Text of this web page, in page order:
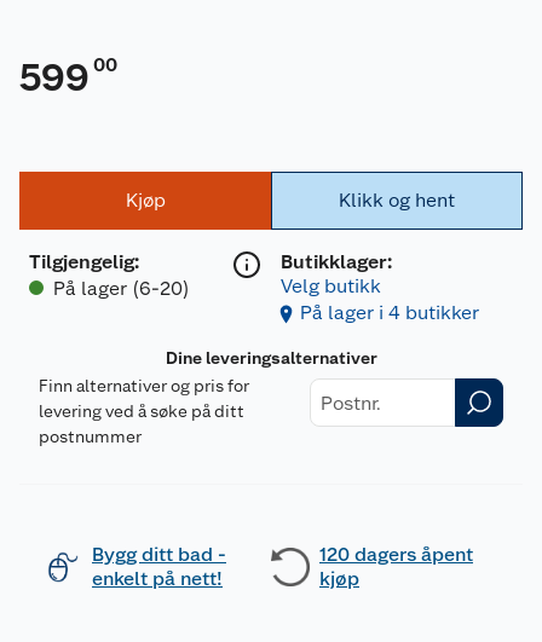
599 00
Kjøp
Tilgjengelig:
På lager (6-20)
Klikk og hent
Butikklager:
Velg butikk
På lager i 4 butikker
Dine leveringsalternativer
Finn alternativer og pris for
levering ved å søke på ditt
postnummer
Bygg ditt bad -
enkelt på nett!
120 dagers åpent
kjøp